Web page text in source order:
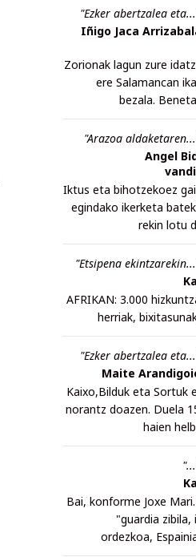
"Ezker abertzalea
Iñigo Jaca
Zorionak lagun zure
ere Salamancan
bezala.
"Arazoa
Angel
Iktus eta bihotzekoez
egindako ikerketa
rekin lotu
"Etsipena
AFRIKAN: 3.000
herriak,
"Ezker abertzalea
Maite
Kaixo,Bilduk eta Sortuk
norantz doazen. Duela
haien
Bai, konforme Joxe
"guardia zibila,
ordezkoa,